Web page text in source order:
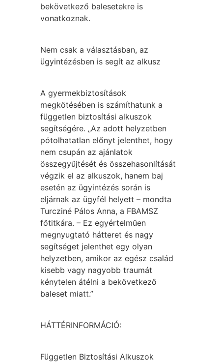
bekövetkező balesetekre is
vonatkoznak.
Nem csak a választásban, az
ügyintézésben is segít az alkusz
A gyermekbiztosítások
megkötésében is számíthatunk a
független biztosítási alkuszok
segítségére. „Az adott helyzetben
pótolhatatlan előnyt jelenthet, hogy
nem csupán az ajánlatok
összegyűjtését és összehasonlítását
végzik el az alkuszok, hanem baj
esetén az ügyintézés során is
eljárnak az ügyfél helyett – mondta
Turcziné Pálos Anna, a FBAMSZ
főtitkára. – Ez egyértelműen
megnyugtató hátteret és nagy
segítséget jelenthet egy olyan
helyzetben, amikor az egész család
kisebb vagy nagyobb traumát
kénytelen átélni a bekövetkező
baleset miatt.”
HÁTTÉRINFORMÁCIÓ:
Független Biztosítási Alkuszok